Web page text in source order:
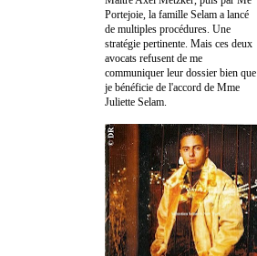
Portejoie, la famille Selam a lancé
de multiples procédures. Une
stratégie pertinente. Mais ces deux
avocats refusent de me
communiquer leur dossier bien que
je bénéficie de l'accord de Mme
Juliette Selam.